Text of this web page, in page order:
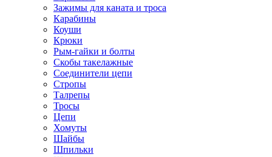
Зажимы для каната и троса
Карабины
Коуши
Крюки
Рым-гайки и болты
Скобы такелажные
Соединители цепи
Стропы
Талрепы
Тросы
Цепи
Хомуты
Шайбы
Шпильки